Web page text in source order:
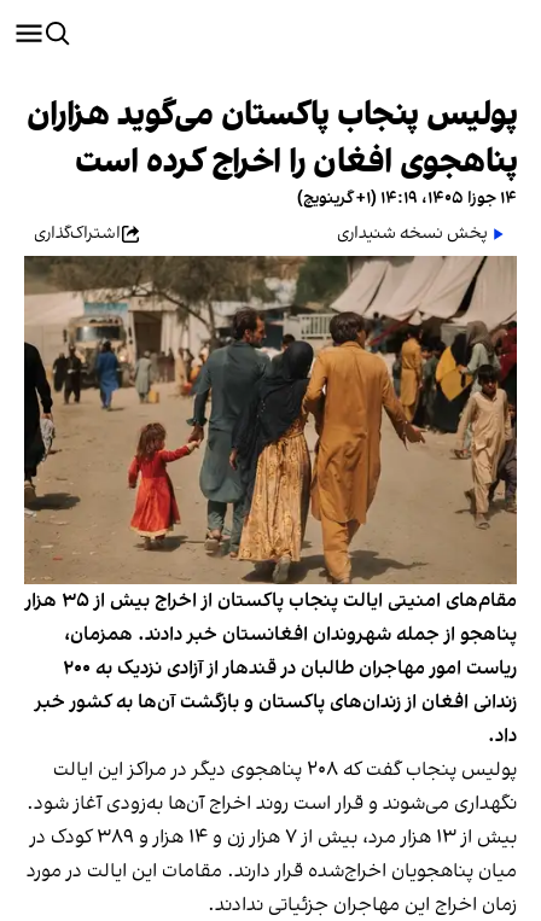
پولیس پنجاب پاکستان می‌گوید هزاران
پناهجوی افغان را اخراج کرده است
۱۴ جوزا ۱۴۰۵، ۱۴:۱۹ (‎+۱ گرینویچ)
پخش نسخه شنیداری
اشتراک‌گذاری
مقام‌های امنیتی ایالت پنجاب پاکستان از اخراج بیش از ۳۵ هزار
پناهجو از جمله شهروندان افغانستان خبر دادند. همزمان،
ریاست امور مهاجران طالبان در قندهار از آزادی نزدیک به ۲۰۰
زندانی افغان از زندان‌های پاکستان و بازگشت آن‌ها به کشور خبر
داد.
پولیس پنجاب گفت که ۲۰۸ پناهجوی دیگر در مراکز این ایالت
نگهداری می‌شوند و قرار است روند اخراج آن‌ها به‌زودی آغاز شود.
بیش از ۱۳ هزار مرد، بیش از ۷ هزار زن و ۱۴ هزار و ۳۸۹ کودک در
میان پناهجویان اخراج‌شده قرار دارند. مقامات این ایالت در مورد
زمان اخراج این مهاجران جزئیاتی ندادند.